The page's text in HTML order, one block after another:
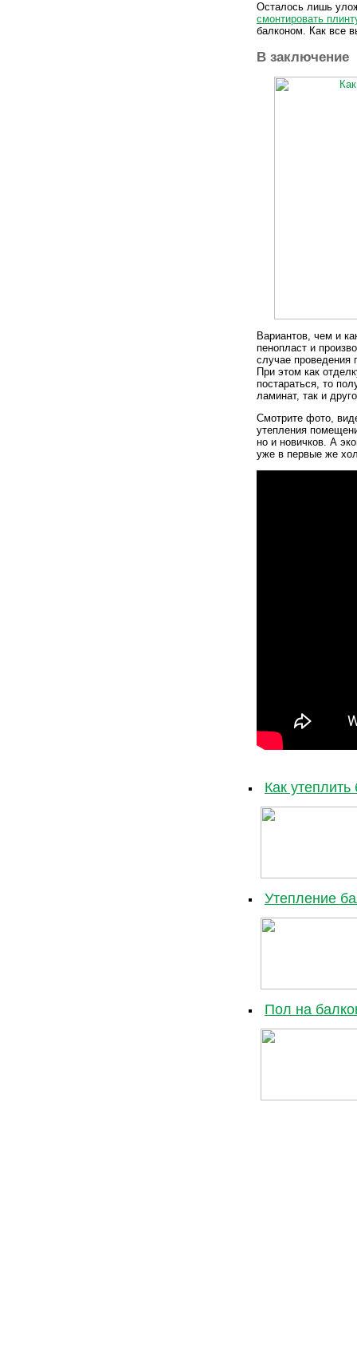
Осталось лишь
смонтировать
балконом. Как все
В заключение
Вариантов, чем и
пенопласт и
случае проведения
При этом как
постараться, то
ламинат, так и
Смотрите фото,
утепления
но и новичков. А
уже в первые же
Как
Утепление
Пол на